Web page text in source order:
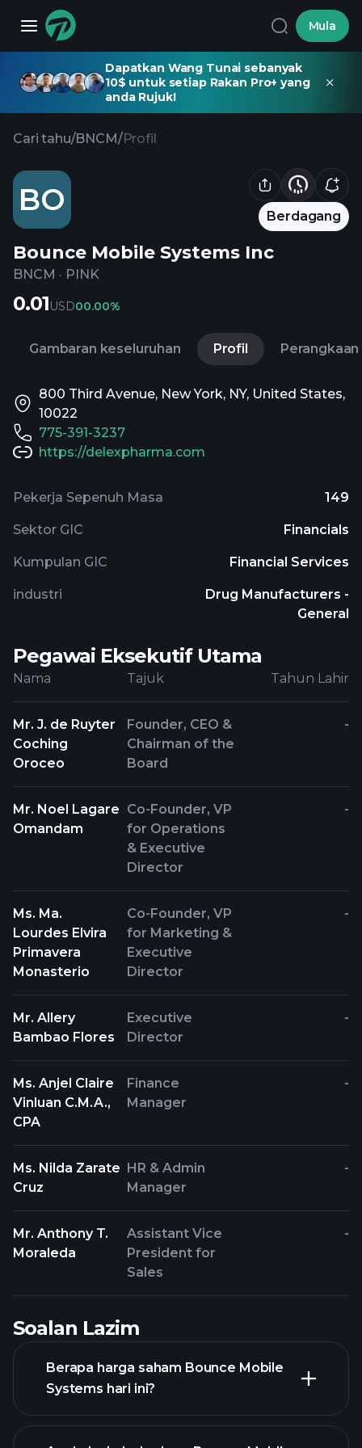
Mula
Dapatkan Wang Tunai sebanyak
10$ untuk setiap Rakan Pro+ yang
anda Rujuk!
Cari tahu/BNCM/Profil
BO Berdagang
Bounce Mobile Systems Inc
BNCM · PINK
0.01USD00.00%
Gambaran keseluruhan Profil Perangkaan
800 Third Avenue, New York, NY, United States,
10022
775-391-3237
https://delexpharma.com
Pekerja Sepenuh Masa 149
Sektor GIC Financials
Kumpulan GIC Financial Services
industri
Drug Manufacturers -
General
Pegawai Eksekutif Utama
Nama Tajuk Tahun Lahir
Mr. J. de Ruyter
Coching
Oroceo
Founder, CEO &
Chairman of the
Board
-
Mr. Noel Lagare
Omandam
Co-Founder, VP
for Operations
& Executive
Director
-
Ms. Ma.
Lourdes Elvira
Primavera
Monasterio
Co-Founder, VP
for Marketing &
Executive
Director
-
Mr. Allery
Bambao Flores
Executive
Director
-
Ms. Anjel Claire
Vinluan C.M.A.,
CPA
Finance
Manager
-
Ms. Nilda Zarate
Cruz
HR & Admin
Manager
-
Mr. Anthony T.
Moraleda
Assistant Vice
President for
Sales
-
Soalan Lazim
Berapa harga saham Bounce Mobile
Systems hari ini?